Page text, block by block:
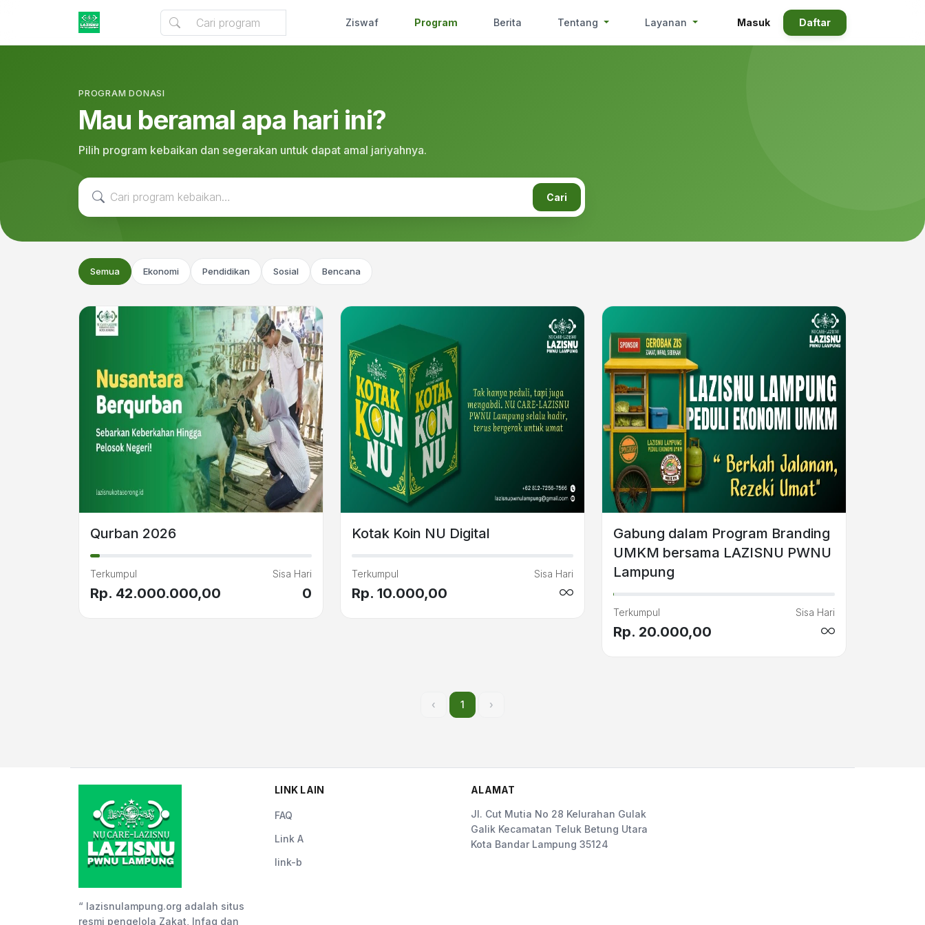
Ziswaf Program Berita Tentang Layanan Masuk Daftar
PROGRAM DONASI
Mau beramal apa hari ini?
Pilih program kebaikan dan segerakan untuk dapat amal jariyahnya.
Cari
Semua Ekonomi Pendidikan Sosial Bencana
Qurban 2026
Terkumpul
Rp. 42.000.000,00
Sisa Hari
0
Kotak Koin NU Digital
Terkumpul
Rp. 10.000,00
Sisa Hari
Gabung dalam Program Branding
UMKM bersama LAZISNU PWNU
Lampung
Terkumpul
Rp. 20.000,00
Sisa Hari
‹ 1 ›
“ lazisnulampung.org adalah situs
resmi pengelola Zakat, Infaq dan
LINK LAIN
FAQ
Link A
link-b
ALAMAT
Jl. Cut Mutia No 28 Kelurahan Gulak
Galik Kecamatan Teluk Betung Utara
Kota Bandar Lampung 35124